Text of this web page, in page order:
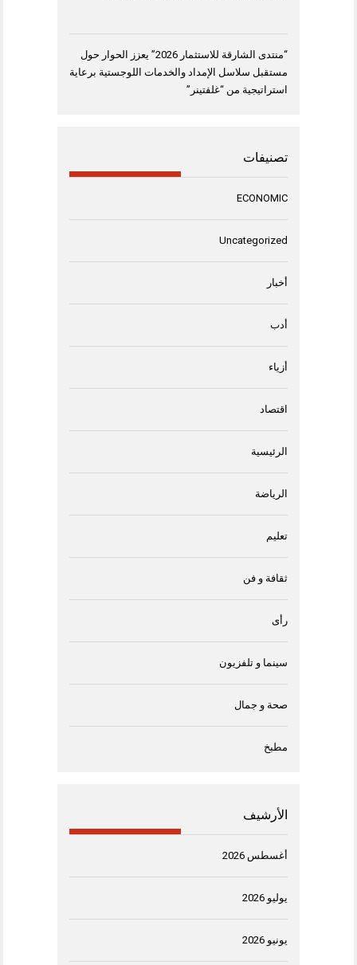
“منتدى الشارقة للاستثمار 2026” يعزز الحوار حول
مستقبل سلاسل الإمداد والخدمات اللوجستية برعاية
استراتيجية من “غلفتينر”
تصنيفات
ECONOMIC
Uncategorized
أخبار
أدب
أزياء
اقتصاد
الرئيسية
الرياضة
تعليم
ثقافة و فن
رأى
سينما و تلفزيون
صحة و جمال
مطبخ
الأرشيف
أغسطس 2026
يوليو 2026
يونيو 2026